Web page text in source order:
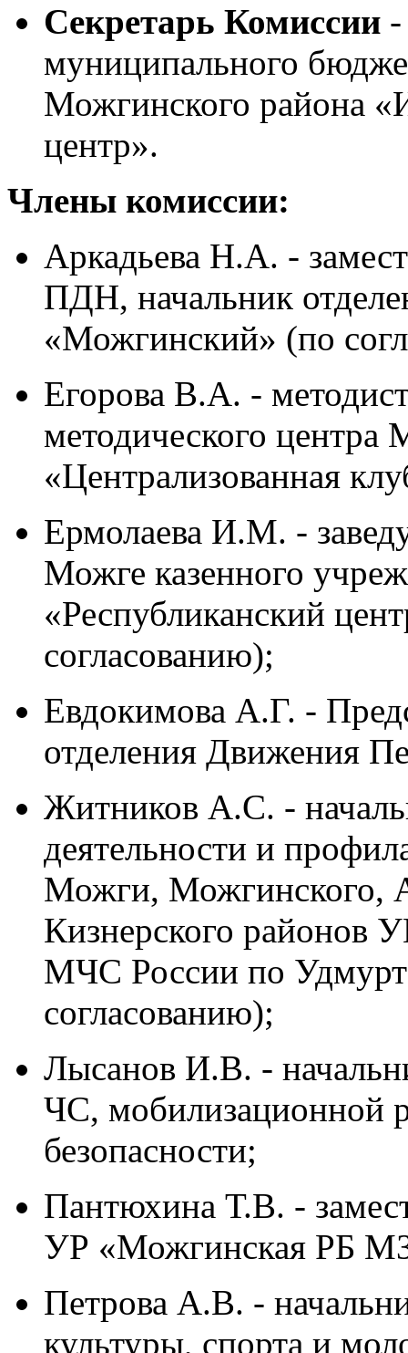
Секретарь Комиссии
муниципального
Можгинского района
центр».
Члены комиссии:
Аркадьева Н.А. -
ПДН, начальник
«Можгинский» (по
Егорова В.А. -
методического
«Централизованная
Ермолаева И.М. -
Можге казенного
«Республиканский
согласованию);
Евдокимова А.Г. -
отделения Движения
Житников А.С. -
деятельности и
Можги, Можгинского,
Кизнерского районов
МЧС России по
согласованию);
Лысанов И.В. -
ЧС, мобилизационной
безопасности;
Пантюхина Т.В. -
УР «Можгинская РБ
Петрова А.В. -
культуры, спорта и